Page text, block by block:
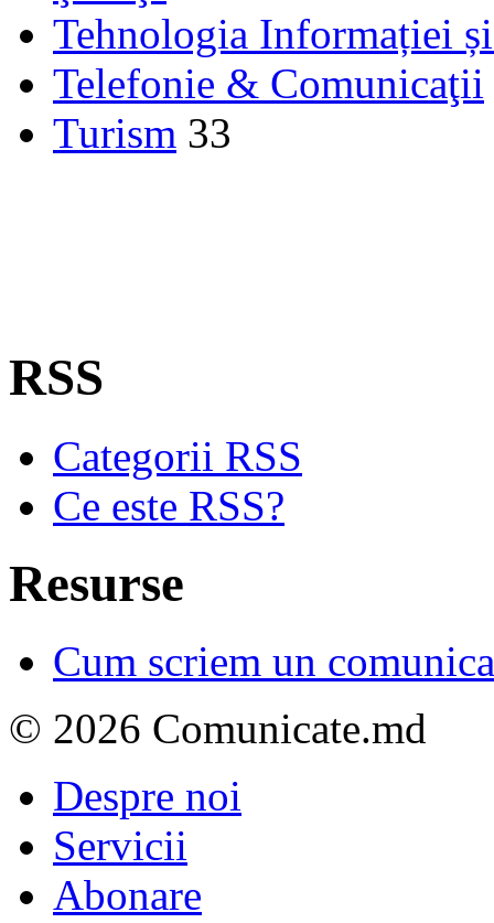
Tehnologia Informației
Telefonie & Comunicaţii
Turism 33
RSS
Categorii RSS
Ce este RSS?
Resurse
Cum scriem un
© 2026 Comunicate.md
Despre noi
Servicii
Abonare